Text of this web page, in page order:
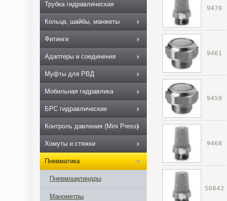
9470
9461
9459
9468
50842
Трубка гидравлическая
Кольца, шайбы, манжеты
Фитинги
Адаптеры и соединения
Муфты для РВД
Мобильная гидравлика
БРС гидравлические
Контроль давления (Mini Press)
Хомуты и стяжки
Пневматика
Пневмоцилиндры
Манометры